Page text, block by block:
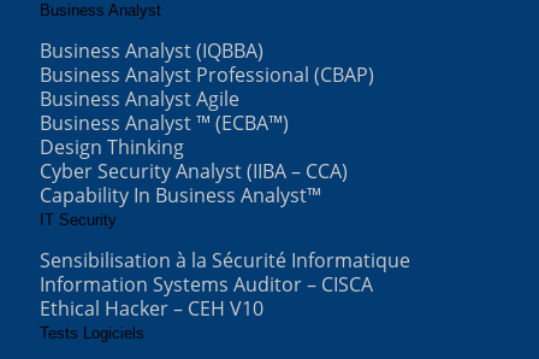
Business Analyst
Business Analyst (IQBBA)
Business Analyst Professional (CBAP)
Business Analyst Agile
Business Analyst ™ (ECBA™)
Design Thinking
Cyber Security Analyst (IIBA – CCA)
Capability In Business Analyst™
IT Security
Sensibilisation à la Sécurité Informatique
Information Systems Auditor – CISCA
Ethical Hacker – CEH V10
Tests Logiciels